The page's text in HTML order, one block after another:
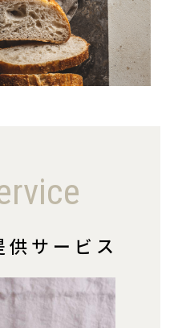
供サービス